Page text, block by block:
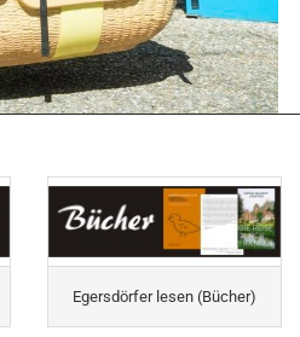
Egersdörfer lesen (Bücher)